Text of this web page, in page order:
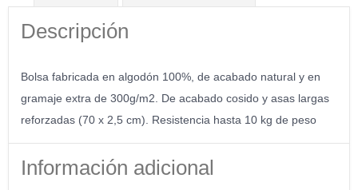
Descripción
Bolsa fabricada en algodón 100%, de acabado natural y en
gramaje extra de 300g/m2. De acabado cosido y asas largas
reforzadas (70 x 2,5 cm). Resistencia hasta 10 kg de peso
Información adicional